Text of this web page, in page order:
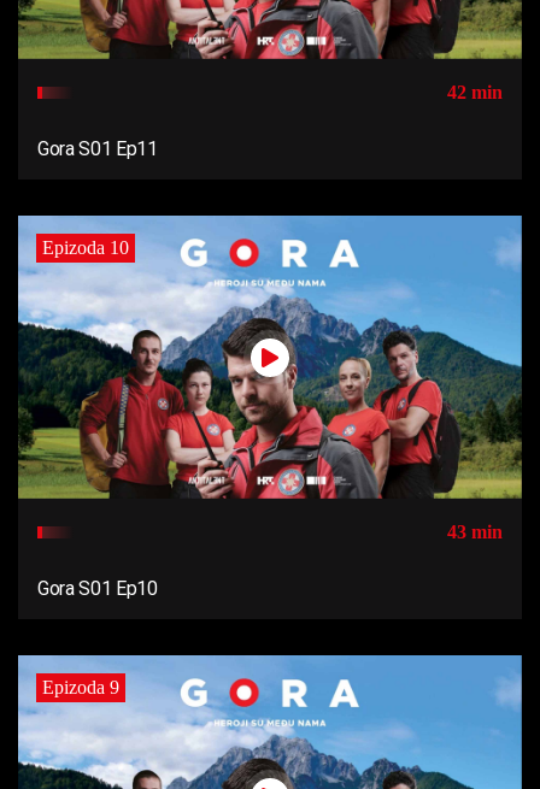
42 min
Gora S01 Ep11
Epizoda 10
43 min
Gora S01 Ep10
Epizoda 9